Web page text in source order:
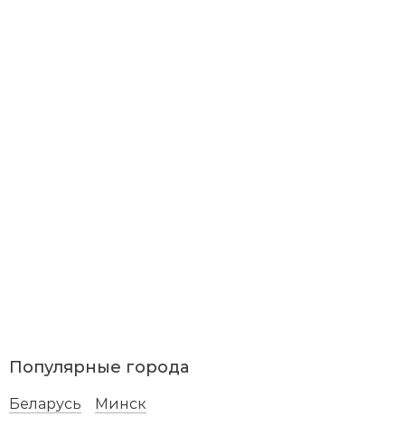
Популярные города
Беларусь Минск